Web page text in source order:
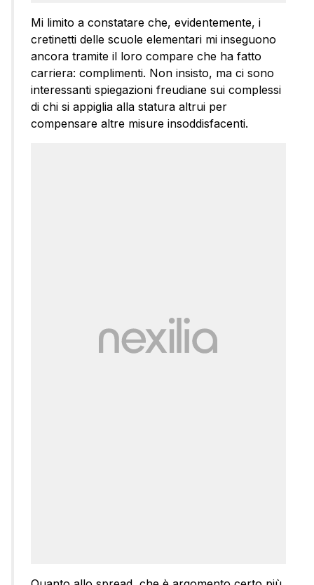
Mi limito a constatare che, evidentemente, i
cretinetti delle scuole elementari mi inseguono
ancora tramite il loro compare che ha fatto
carriera: complimenti. Non insisto, ma ci sono
interessanti spiegazioni freudiane sui complessi
di chi si appiglia alla statura altrui per
compensare altre misure insoddisfacenti.